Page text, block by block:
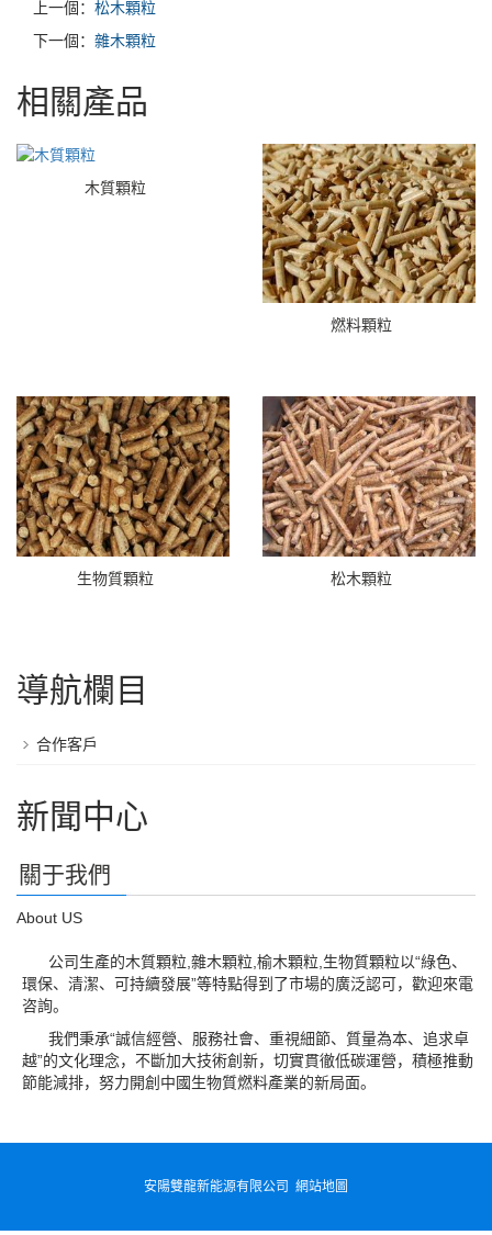
上一個： 松木顆粒
下一個： 雜木顆粒
相關產品
木質顆粒
燃料顆粒
生物質顆粒 松木顆粒
導航欄目
合作客戶
新聞中心
關于我們
About US
公司生產的木質顆粒,雜木顆粒,榆木顆粒,生物質顆粒以“綠色、
環保、清潔、可持續發展”等特點得到了市場的廣泛認可，歡迎來電
咨詢。
我們秉承“誠信經營、服務社會、重視細節、質量為本、追求卓
越”的文化理念，不斷加大技術創新，切實貫徹低碳運營，積極推動
節能減排，努力開創中國生物質燃料產業的新局面。
安陽雙龍新能源有限公司 網站地圖